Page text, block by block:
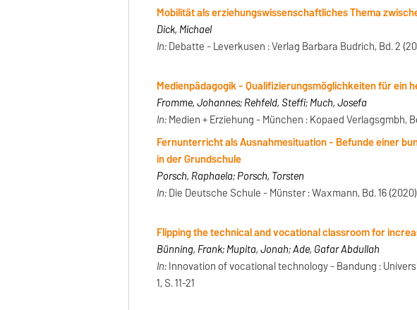
Mobilität als erziehungswissenschaftliches Thema
Dick, Michael
In:Debatte - Leverkusen : Verlag Barbara Budrich, Bd. 2
Medienpädagogik - Qualifizierungsmöglichkeiten für ein
Fromme, Johannes; Rehfeld, Steffi; Much, Josefa
In:Medien + Erziehung - München : Kopaed Verlagsgmbh,
Fernunterricht als Ausnahmesituation - Befunde einer
in der Grundschule
Porsch, Raphaela; Porsch, Torsten
In:Die Deutsche Schule - Münster : Waxmann, Bd. 16
Flipping the technical and vocational classroom for
Bünning, Frank; Mupita, Jonah; Ade, Gafar Abdullah
In:Innovation of vocational technology - Bandung :
1, S. 11-21